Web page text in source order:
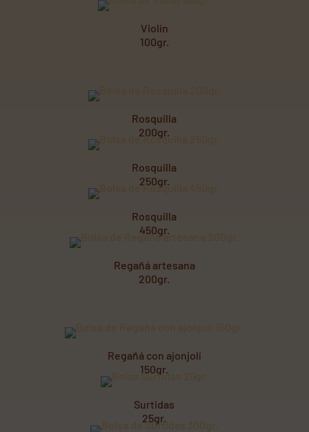
Violín
100gr.
Rosquilla
200gr.
Rosquilla
250gr.
Rosquilla
450gr.
Regañá artesana
200gr.
Regañá con ajonjolí
150gr.
Surtidas
25gr.